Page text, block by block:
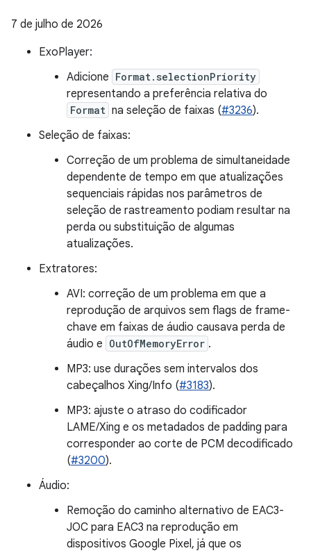
7 de julho de 2026
ExoPlayer:
Adicione Format.selectionPriority
representando a preferência relativa do
Format na seleção de faixas (#3236).
Seleção de faixas:
Correção de um problema de simultaneidade
dependente de tempo em que atualizações
sequenciais rápidas nos parâmetros de
seleção de rastreamento podiam resultar na
perda ou substituição de algumas
atualizações.
Extratores:
AVI: correção de um problema em que a
reprodução de arquivos sem flags de frame-
chave em faixas de áudio causava perda de
áudio e OutOfMemoryError .
MP3: use durações sem intervalos dos
cabeçalhos Xing/Info (#3183).
MP3: ajuste o atraso do codificador
LAME/Xing e os metadados de padding para
corresponder ao corte de PCM decodificado
(#3200).
Áudio:
Remoção do caminho alternativo de EAC3-
JOC para EAC3 na reprodução em
dispositivos Google Pixel, já que os